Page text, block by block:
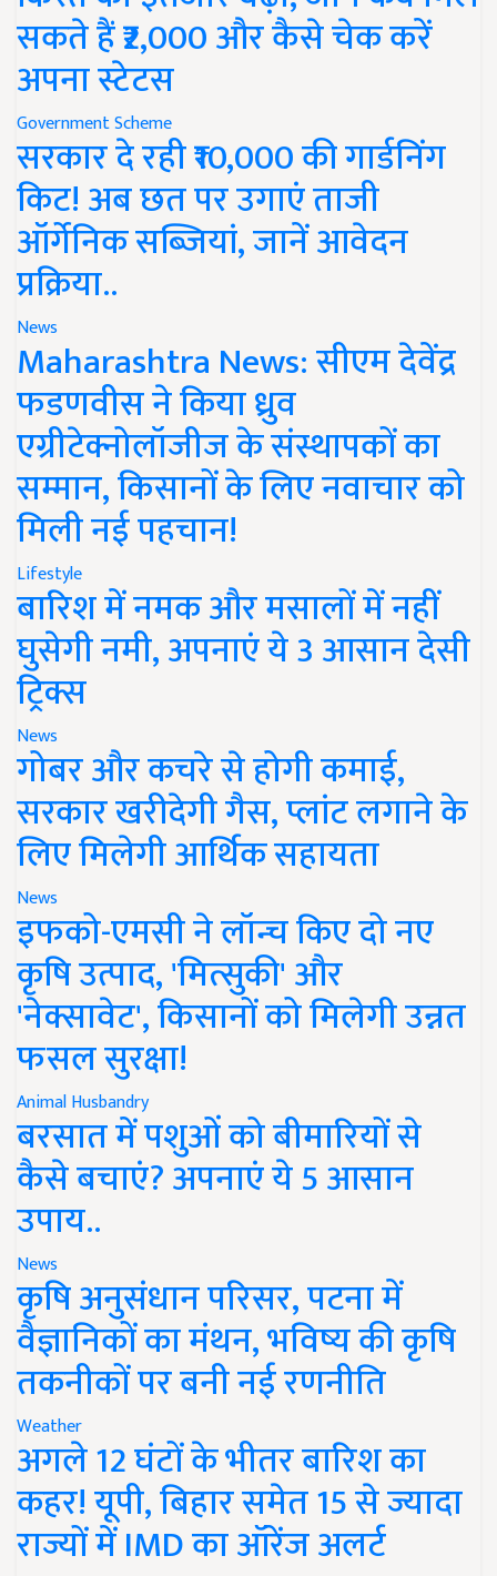
सकते हैं ₹2,000 और कैसे चेक करें
अपना स्टेटस
Government Scheme
सरकार दे रही ₹10,000 की गार्डनिंग
किट! अब छत पर उगाएं ताजी
ऑर्गेनिक सब्जियां, जानें आवेदन
प्रक्रिया..
News
Maharashtra News: सीएम देवेंद्र
फडणवीस ने किया ध्रुव
एग्रीटेक्नोलॉजीज के संस्थापकों का
सम्मान, किसानों के लिए नवाचार को
मिली नई पहचान!
Lifestyle
बारिश में नमक और मसालों में नहीं
घुसेगी नमी, अपनाएं ये 3 आसान देसी
ट्रिक्स
News
गोबर और कचरे से होगी कमाई,
सरकार खरीदेगी गैस, प्लांट लगाने के
लिए मिलेगी आर्थिक सहायता
News
इफको-एमसी ने लॉन्च किए दो नए
कृषि उत्पाद, 'मित्सुकी' और
'नेक्सावेट', किसानों को मिलेगी उन्नत
फसल सुरक्षा!
Animal Husbandry
बरसात में पशुओं को बीमारियों से
कैसे बचाएं? अपनाएं ये 5 आसान
उपाय..
News
कृषि अनुसंधान परिसर, पटना में
वैज्ञानिकों का मंथन, भविष्य की कृषि
तकनीकों पर बनी नई रणनीति
Weather
अगले 12 घंटों के भीतर बारिश का
कहर! यूपी, बिहार समेत 15 से ज्यादा
राज्यों में IMD का ऑरेंज अलर्ट